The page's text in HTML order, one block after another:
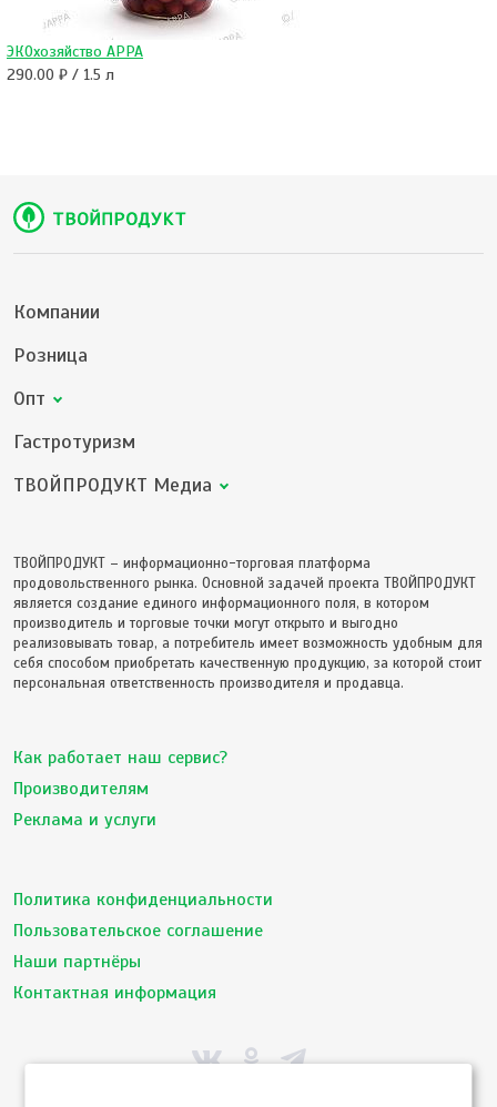
ЭКОхозяйство АРРА
290.00 ₽ / 1.5 л
Компании
Розница
Опт
Гастротуризм
ТВОЙПРОДУКТ Медиа
ТВОЙПРОДУКТ – информационно-торговая платформа
продовольственного рынка. Основной задачей проекта ТВОЙПРОДУКТ
является создание единого информационного поля, в котором
производитель и торговые точки могут открыто и выгодно
реализовывать товар, а потребитель имеет возможность удобным для
себя способом приобретать качественную продукцию, за которой стоит
персональная ответственность производителя и продавца.
Как работает наш сервис?
Производителям
Реклама и услуги
Политика конфиденциальности
Пользовательское соглашение
Наши партнёры
Контактная информация